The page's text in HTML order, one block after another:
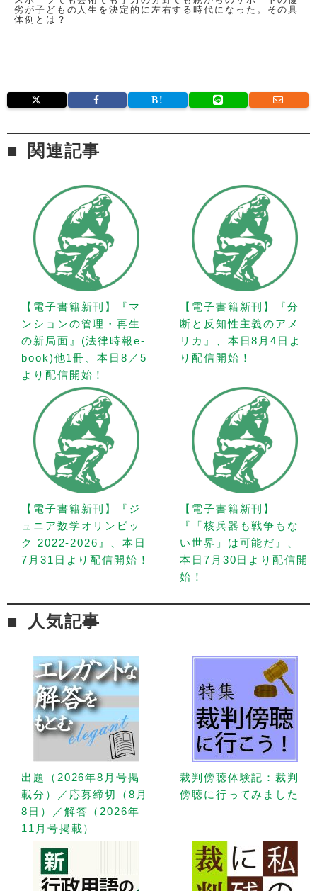
劣が子どもの人生を決定的に左右する時代になった。その具
体例とは？
関連記事
【電子書籍新刊】『マ
ンションの管理・再生
の新局面』(法律時報e-
book)他1冊、本日8／5
より配信開始！
【電子書籍新刊】『分
断と反知性主義のアメ
リカ』、本日8月4日よ
り配信開始！
【電子書籍新刊】『ジ
ュニア数学オリンピッ
ク 2022-2026』、本日
7月31日より配信開始！
【電子書籍新刊】
『「核兵器も戦争もな
い世界」は可能だ』、
本日7月30日より配信開
始！
人気記事
出題（2026年8月号掲
載分）／応募締切（8月
8日）／解答（2026年
11月号掲載）
裁判傍聴体験記：裁判
傍聴に行ってみました